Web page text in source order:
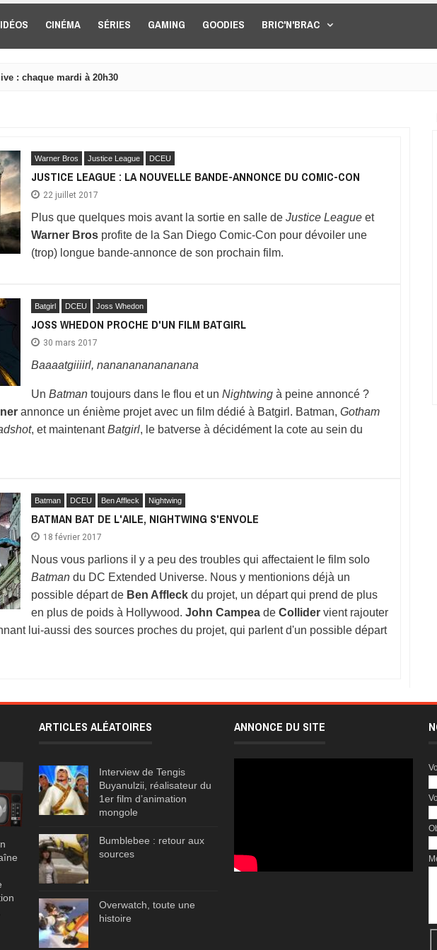
CINÉMA SÉRIES GAMING GOODIES BRIC'N'BRAC
: chaque mardi à 20h30
Warner Bros Justice League DCEU
JUSTICE LEAGUE : LA NOUVELLE BANDE-ANNONCE DU COMIC-CON
22 juillet 2017
Plus que quelques mois avant la sortie en salle de Justice League et
Warner Bros profite de la San Diego Comic-Con pour dévoiler une
(trop) longue bande-annonce de son prochain film.
Batgirl DCEU Joss Whedon
JOSS WHEDON PROCHE D'UN FILM BATGIRL
30 mars 2017
Baaaatgiiiirl, nananananananana
Un Batman toujours dans le flou et un Nightwing à peine annoncé ?
annonce un énième projet avec un film dédié à Batgirl. Batman, Gotham
, et maintenantBatgirl, le batverse à décidément la cote au sein du
Batman DCEU Ben Affleck Nightwing
BATMAN BAT DE L'AILE, NIGHTWING S'ENVOLE
18 février 2017
Nous vous parlions il y a peu des troubles qui affectaient le film solo
Batman du DC Extended Universe. Nous y mentionions déjà un
possible départ de Ben Affleck du projet, un départ qui prend de plus
en plus de poids à Hollywood. John Campea de Collider vient rajouter
lui-aussi des sources proches du projet, qui parlent d'un possible départ
ARTICLES ALÉATOIRES
Interview de Tengis
Buyanulzii, réalisateur du
1er film d’animation
mongole
Bumblebee : retour aux
sources
Overwatch, toute une
histoire
ANNONCE DU SITE